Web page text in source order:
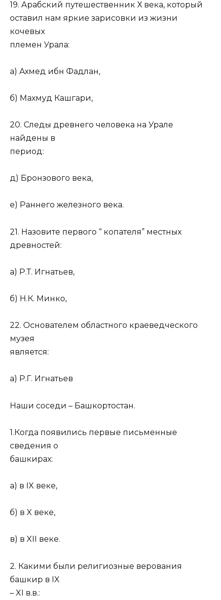
19. Арабский путешественник Х века, который
оставил нам яркие зарисовки из жизни
кочевых
племен Урала:
а) Ахмед ибн Фадлан,
б) Махмуд Кашгари,
20. Следы древнего человека на Урале
найдены в
период:
д) Бронзового века,
е) Раннего железного века.
21. Назовите первого “ копателя” местных
древностей:
а) Р.Т. Игнатьев,
б) Н.К. Минко,
22. Основателем областного краеведческого
музея
является:
а) Р.Г. Игнатьев
Наши соседи – Башкортостан.
1.Когда появились первые письменные
сведения о
башкирах:
а) в IX веке,
б) в X веке,
в) в XII веке.
2. Какими были религиозные верования
башкир в IX
– XI в.в.: